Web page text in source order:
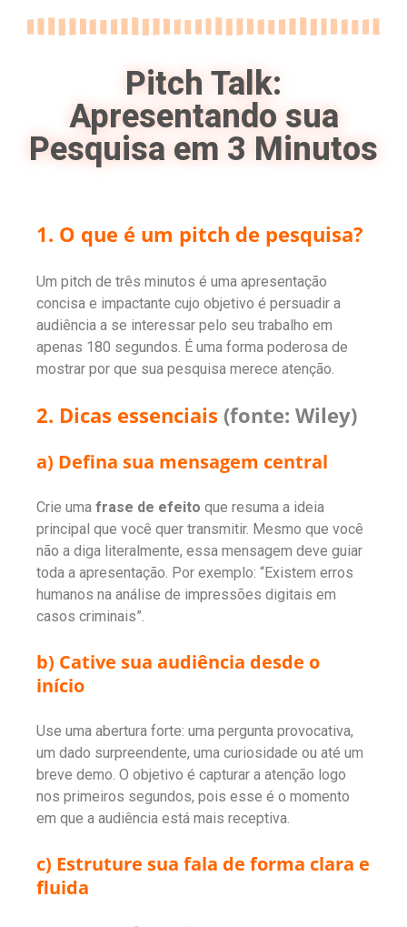
Pitch Talk:
Apresentando sua
Pesquisa em 3 Minutos
1. O que é um pitch de pesquisa?
Um pitch de três minutos é uma apresentação
concisa e impactante cujo objetivo é persuadir a
audiência a se interessar pelo seu trabalho em
apenas 180 segundos. É uma forma poderosa de
mostrar por que sua pesquisa merece atenção.
2. Dicas essenciais (fonte: Wiley)
a) Defina sua mensagem central
Crie uma frase de efeito que resuma a ideia
principal que você quer transmitir. Mesmo que você
não a diga literalmente, essa mensagem deve guiar
toda a apresentação. Por exemplo: “Existem erros
humanos na análise de impressões digitais em
casos criminais”.
b) Cative sua audiência desde o
início
Use uma abertura forte: uma pergunta provocativa,
um dado surpreendente, uma curiosidade ou até um
breve demo. O objetivo é capturar a atenção logo
nos primeiros segundos, pois esse é o momento
em que a audiência está mais receptiva.
c) Estruture sua fala de forma clara e
fluida